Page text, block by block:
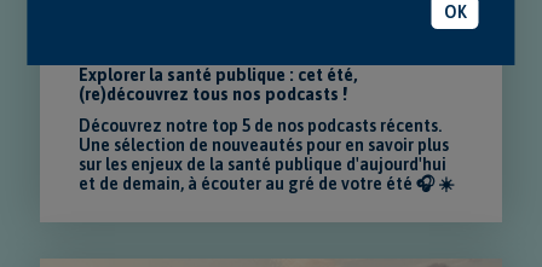
Explorer la santé publique : cet été,
(re)découvrez tous nos podcasts !
Découvrez notre top 5 de nos podcasts récents.
Une sélection de nouveautés pour en savoir plus
sur les enjeux de la santé publique d'aujourd'hui
et de demain, à écouter au gré de votre été 🎧 ☀️
OK